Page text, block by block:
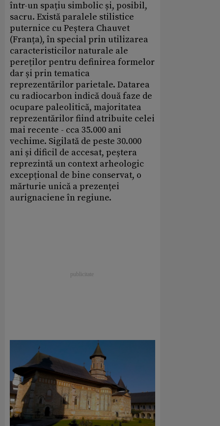
într-un spațiu simbolic și, posibil,
sacru. Există paralele stilistice
puternice cu Peștera Chauvet
(Franța), în special prin utilizarea
caracteristicilor naturale ale
pereților pentru definirea formelor
dar și prin tematica
reprezentărilor parietale. Datarea
cu radiocarbon indică două faze de
ocupare paleolitică, majoritatea
reprezentărilor fiind atribuite celei
mai recente - cca 35.000 ani
vechime. Sigilată de peste 30.000
ani și dificil de accesat, peștera
reprezintă un context arheologic
excepțional de bine conservat, o
mărturie unică a prezenței
aurignaciene în regiune.